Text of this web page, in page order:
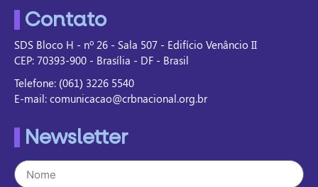
Contato
SDS Bloco H - nº 26 - Sala 507 - Edifício Venâncio II
CEP: 70393-900 - Brasília - DF - Brasil
Telefone: (061) 3226 5540
E-mail: comunicacao@crbnacional.org.br
Newsletter